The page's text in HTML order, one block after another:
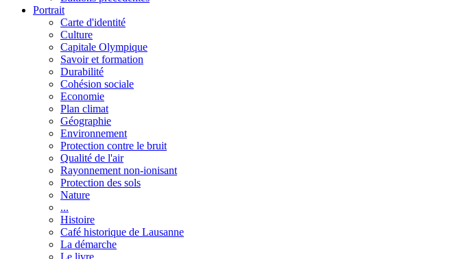
Portrait
Carte d'identité
Culture
Capitale Olympique
Savoir et formation
Durabilité
Cohésion sociale
Economie
Plan climat
Géographie
Environnement
Protection contre le bruit
Qualité de l'air
Rayonnement non-ionisant
Protection des sols
Nature
...
Histoire
Café historique de Lausanne
La démarche
Le livre